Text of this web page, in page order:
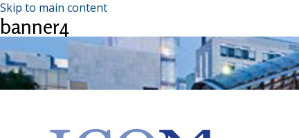
Skip to main content
banner4